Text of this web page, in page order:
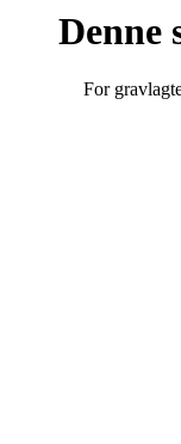
Denne
For